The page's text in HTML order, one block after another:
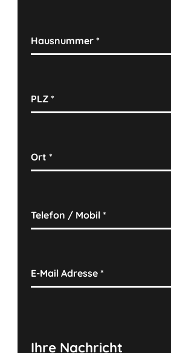
Hausnummer*
PLZ*
Ort*
Telefon / Mobil*
E-Mail Adresse*
Ihre Nachricht